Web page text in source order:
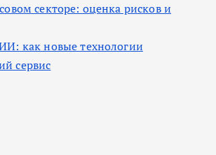
секторе: оценка рисков и
как новые технологии
сервис